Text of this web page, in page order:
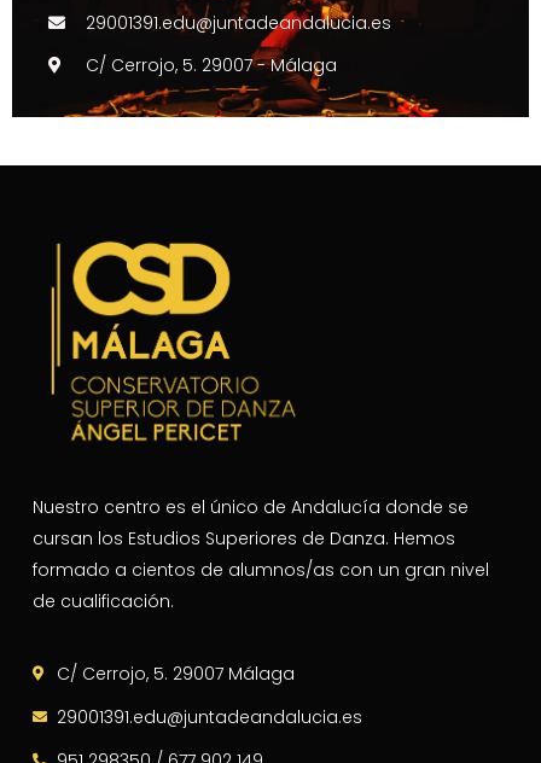
29001391.edu@juntadeandalucia.es
C/ Cerrojo, 5. 29007 - Málaga
Nuestro centro es el único de Andalucía donde se
cursan los Estudios Superiores de Danza. Hemos
formado a cientos de alumnos/as con un gran nivel
de cualificación.
C/ Cerrojo, 5. 29007 Málaga
29001391.edu@juntadeandalucia.es